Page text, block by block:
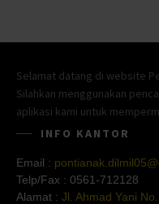
Selamat datang di website
Silahkan menggunakan
aplikasi kami untuk
INFO KANTOR
Email :
Telp/Fax : 0561-712128
Alamat : Jl. Ahmad Yani